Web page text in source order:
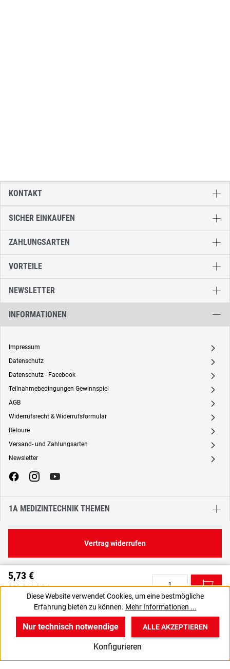
5,73 €
5,73 € / 1 Stück
6,82 € inkl. MwSt., | zzgl. Versand
C
SICHER EINKAUFEN
ZAHLUNGSARTEN
VORTEILE
NEWSLETTER
INFORMATIONEN
Impressum A
Datenschutz A
Datenschutz - Facebook A
Teilnahmebedingungen Gewinnspiel A
AGB A
Widerrufsrecht & Widerrufsformular A
Retoure A
Versand- und Zahlungsarten A
Newsletter A
1A MEDIZINTECHNIK THEMEN
KONTAKT
Vertrag widerrufen
Diese Website verwendet Cookies, um eine bestmögliche
Erfahrung bieten zu können. Mehr Informationen ...
Nur technisch notwendige
Konfigurieren
ALLE AKZEPTIEREN
v
Produkte
B